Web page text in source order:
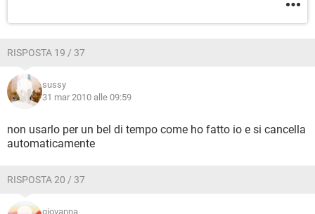
RISPOSTA 19 / 37
sussy
31 mar 2010 alle 09:59
non usarlo per un bel di tempo come ho fatto io e si cancella
automaticamente
RISPOSTA 20 / 37
giovanna